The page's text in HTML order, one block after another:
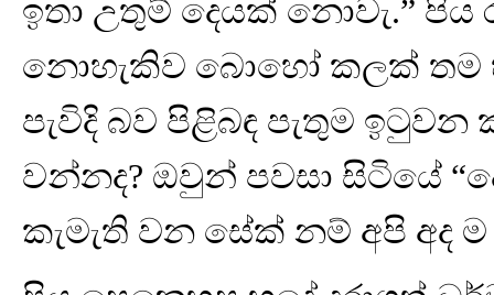
ඉතා උතුම් දෙයක් නොවැ.” පිය
නොහැකිව බොහෝ කලක් තම
පැවිදි බව පිළිබඳ පැතුම
වන්නද? ඔවුන් පවසා සිටියේ
කැමැති වන සේක් නම් අපි අද